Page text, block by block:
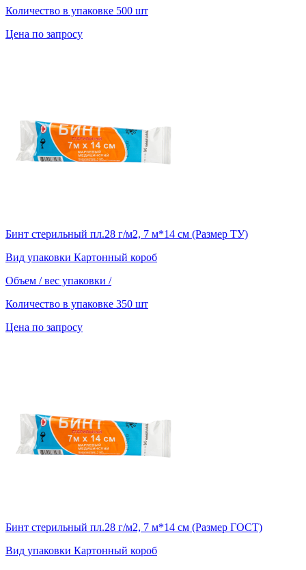
Количество в упаковке 500 шт
Цена по запросу
Бинт стерильный пл.28 г/м2, 7 м*14 см (Размер ТУ)
Вид упаковки Картонный короб
Объем / вес упаковки /
Количество в упаковке 350 шт
Цена по запросу
Бинт стерильный пл.28 г/м2, 7 м*14 см (Размер ГОСТ)
Вид упаковки Картонный короб